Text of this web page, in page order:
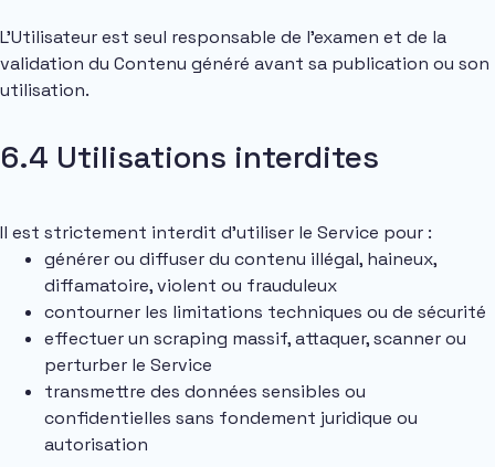
L’Utilisateur est seul responsable de l’examen et de la
validation du Contenu généré avant sa publication ou son
utilisation.
6.4 Utilisations interdites
Il est strictement interdit d’utiliser le Service pour :
générer ou diffuser du contenu illégal, haineux,
diffamatoire, violent ou frauduleux
contourner les limitations techniques ou de sécurité
effectuer un scraping massif, attaquer, scanner ou
perturber le Service
transmettre des données sensibles ou
confidentielles sans fondement juridique ou
autorisation